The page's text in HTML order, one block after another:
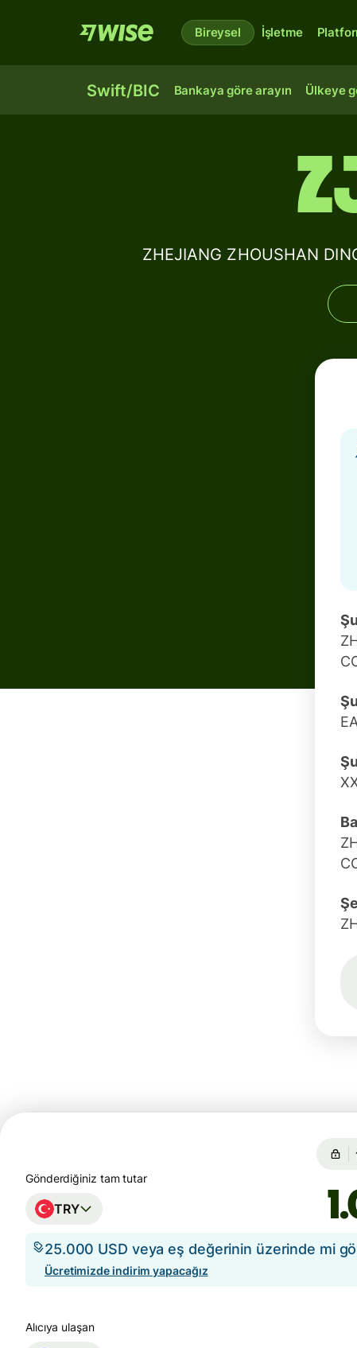
Bireysel İşletme
Swift/BIC Bankaya göre arayın Ülkeye
ZHEJIANG ZHOUSHAN
Gönderdiğiniz tam tutar
TRY
25.000 USD veya eş değerinin üzerinde mi
Ücretimizde indirim yapacağız
Alıcıya ulaşan